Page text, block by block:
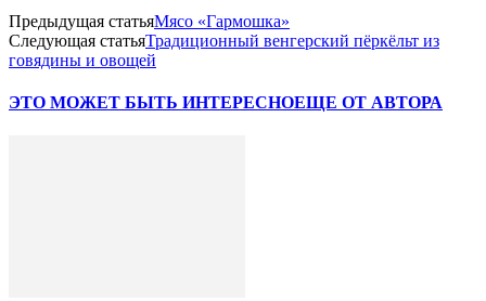
Предыдущая статьяМясо «Гармошка»
Следующая статьяТрадиционный венгерский пёркёльт из
говядины и овощей
ЭТО МОЖЕТ БЫТЬ ИНТЕРЕСНОЕЩЕ ОТ АВТОРА